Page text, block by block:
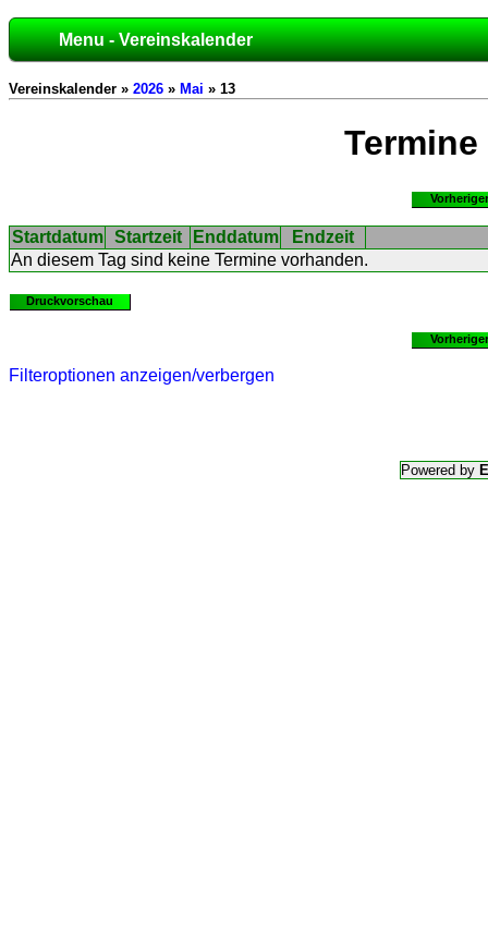
Menu - Vereinskalender
Vereinskalender » 2026 » Mai » 13
Termine
Startdatum Startzeit Enddatum
Endzeit
An diesem Tag sind keine Termine vorhanden.
Druckvorschau
Filteroptionen anzeigen/verbergen
Powered by